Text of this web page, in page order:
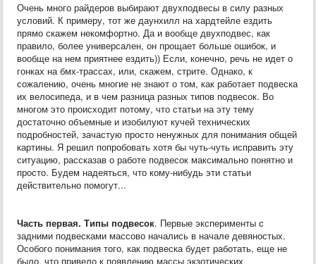
Очень много райдеров выбирают двухподвесы в силу разных
условий. К примеру, тот же даунхилл на хардтейле ездить
прямо скажем некомфортно. Да и вообще двухподвес, как
правило, более универсален, он прощает больше ошибок, и
вообще на нем приятнее ездить)) Если, конечно, речь не идет о
гонках на бмх-трассах, или, скажем, стрите. Однако, к
сожалению, очень многие не знают о том, как работает подвеска
их велосипеда, и в чем разница разных типов подвесок. Во
многом это происходит потому, что статьи на эту тему
достаточно объемные и изобилуют кучей технических
подробностей, зачастую просто ненужных для понимания общей
картины. Я решил попробовать хотя бы чуть-чуть исправить эту
ситуацию, рассказав о работе подвесок максимально понятно и
просто. Будем надеяться, что кому-нибудь эти статьи
действительно помогут...
Часть первая. Типы подвесок. Первые эксперименты с
задними подвесками массово начались в начале девяностых.
Особого понимания того, как подвеска будет работать, еще не
было, что привело к появлению массы экзотических